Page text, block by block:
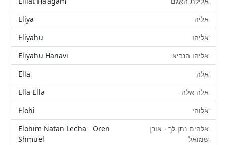
Eliya
אליה
Eliyahu
אליהו
Eliyahu Hanavi
אליהו הנביא
Ella
אלה
Ella Ella
אלה אלה
Elohi
אלוהי
Elohim Natan Lecha - Oren
Shmuel
אלהים נתן לך - אורן
שמואל